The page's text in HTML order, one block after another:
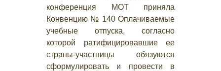
конференция МОТ приняла
Конвенцию № 140 Оплачиваемые
учебные отпуска, согласно
которой ратифицировавшие ее
страны-участницы обязуются
сформулировать и провести в